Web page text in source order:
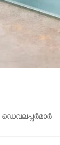
ഡെവലപ്പർമാർ